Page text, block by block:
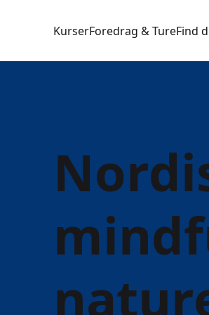
KurserForedrag & TureFind